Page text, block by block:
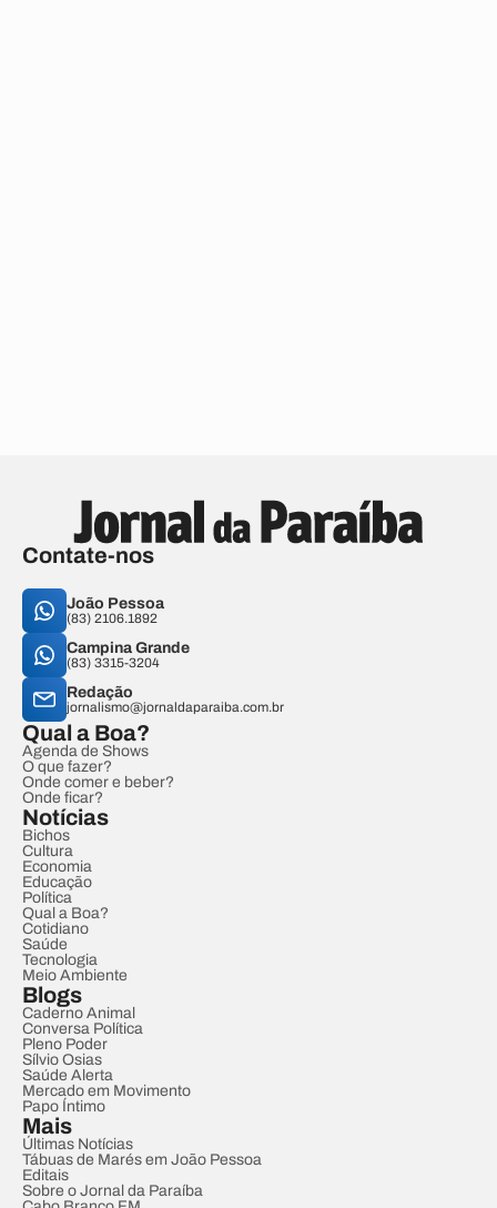
Contate-nos
João Pessoa
(83) 2106.1892
Campina Grande
(83) 3315-3204
Redação
jornalismo@jornaldaparaiba.com.br
Qual a Boa?
Agenda de Shows
O que fazer?
Onde comer e beber?
Onde ficar?
Notícias
Bichos
Cultura
Economia
Educação
Política
Qual a Boa?
Cotidiano
Saúde
Tecnologia
Meio Ambiente
Blogs
Caderno Animal
Conversa Política
Pleno Poder
Sílvio Osias
Saúde Alerta
Mercado em Movimento
Papo Íntimo
Mais
Últimas Notícias
Tábuas de Marés em João Pessoa
Editais
Sobre o Jornal da Paraíba